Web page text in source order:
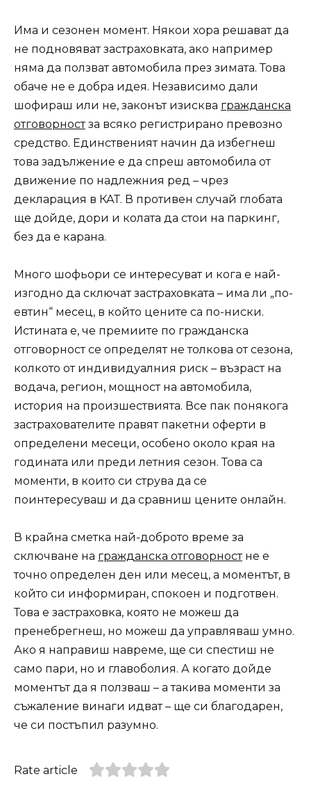
Има и сезонен момент. Някои хора решават да
не подновяват застраховката, ако например
няма да ползват автомобила през зимата. Това
обаче не е добра идея. Независимо дали
шофираш или не, законът изисква гражданска
отговорностза всяко регистрирано превозно
средство. Единственият начин да избегнеш
това задължение е да спреш автомобила от
движение по надлежния ред – чрез
декларация в КАТ. В противен случай глобата
ще дойде, дори и колата да стои на паркинг,
без да е карана.
Много шофьори се интересуват и кога е най-
изгодно да сключат застраховката – има ли „по-
евтин“ месец, в който цените са по-ниски.
Истината е, че премиите по гражданска
отговорност се определят не толкова от сезона,
колкото от индивидуалния риск – възраст на
водача, регион, мощност на автомобила,
история на произшествията. Все пак понякога
застрахователите правят пакетни оферти в
определени месеци, особено около края на
годината или преди летния сезон. Това са
моменти, в които си струва да се
поинтересуваш и да сравниш цените онлайн.
В крайна сметка най-доброто време за
сключване на гражданска отговорностне е
точно определен ден или месец, а моментът, в
който си информиран, спокоен и подготвен.
Това е застраховка, която не можеш да
пренебрегнеш, но можеш да управляваш умно.
Ако я направиш навреме, ще си спестиш не
само пари, но и главоболия. А когато дойде
моментът да я ползваш – а такива моменти за
съжаление винаги идват – ще си благодарен,
че си постъпил разумно.
Rate article